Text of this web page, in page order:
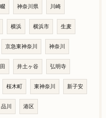
神奈川県 川崎
横浜 横浜市 生麦
京急東神奈川 神奈川
井土ヶ谷 弘明寺
桜木町 東神奈川 新子安
品川 港区